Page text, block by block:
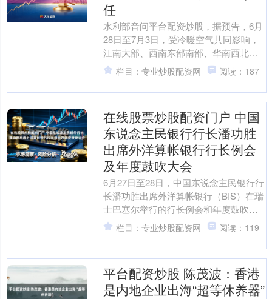
任
水利部音问平台配资炒股，据预告，6月
28日至7月3日，受冷暖空气共同影响，
江南大部、西南东部南部、华南西北部
及湖北南部将有一次强降雨经由，以大
到暴雨为主，其中安....
栏目：专业炒股配资网 阅读：187
在线股票炒股配资门户 中国
东说念主民银行行长潘功胜
出席外洋算帐银行行长例会
及年度鼓吹大会
6月27日至28日，中国东说念主民银行行
长潘功胜出席外洋算帐银行（BIS）在瑞
士巴塞尔举行的行长例会和年度鼓吹大
会。与会央行行长就外洋经济金融时
局、通胀第二轮效....
栏目：专业炒股配资网 阅读：119
平台配资炒股 陈茂波：香港
是内地企业出海“超等休养器”